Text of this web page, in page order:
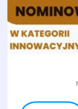
Miło nam